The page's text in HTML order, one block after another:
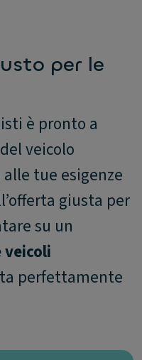
per le
è pronto a
veicolo
tue esigenze
giusta per
su un
perfettamente